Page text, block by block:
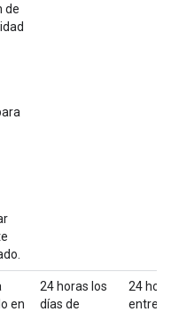
de
en
24 horas los
días de
24
entre